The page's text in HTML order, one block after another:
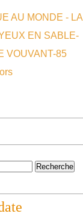
AU MONDE - LA
EN SABLE-
VOUVANT-85